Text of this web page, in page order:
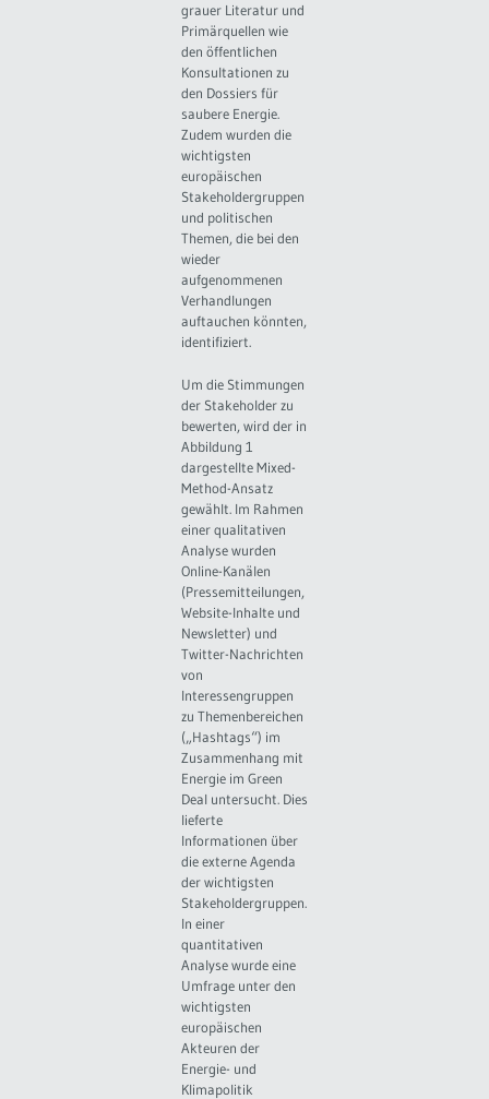
grauer Literatur und
Primärquellen wie
den öffentlichen
Konsultationen zu
den Dossiers für
saubere Energie.
Zudem wurden die
wichtigsten
europäischen
Stakeholdergruppen
und politischen
Themen, die bei den
wieder
aufgenommenen
Verhandlungen
auftauchen könnten,
identifiziert.
Um die Stimmungen
der Stakeholder zu
bewerten, wird der in
Abbildung 1
dargestellte Mixed-
Method-Ansatz
gewählt. Im Rahmen
einer qualitativen
Analyse wurden
Online-Kanälen
(Pressemitteilungen,
Website-Inhalte und
Newsletter) und
Twitter-Nachrichten
von
Interessengruppen
zu Themenbereichen
(„Hashtags“) im
Zusammenhang mit
Energie im Green
Deal untersucht. Dies
lieferte
Informationen über
die externe Agenda
der wichtigsten
Stakeholdergruppen.
In einer
quantitativen
Analyse wurde eine
Umfrage unter den
wichtigsten
europäischen
Akteuren der
Energie- und
Klimapolitik